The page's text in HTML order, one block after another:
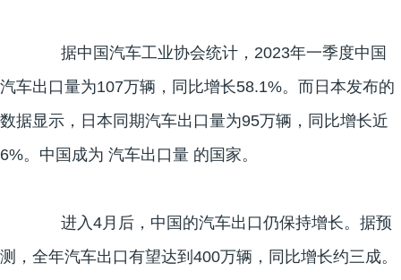
据中国汽车工业协会统计，2023年一季度中国
汽车出口量为107万辆，同比增长58.1%。而日本发布的
数据显示，日本同期汽车出口量为95万辆，同比增长近
6%。中国成为 汽车出口量 的国家。
进入4月后，中国的汽车出口仍保持增长。据预
测，全年汽车出口有望达到400万辆，同比增长约三成。